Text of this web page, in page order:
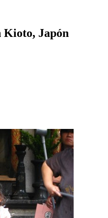
Kioto, Japón